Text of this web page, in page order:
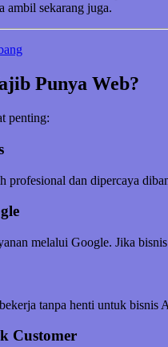
ambil sekarang juga.
Punya Web?
penting:
profesional dan dipercaya
melalui Google. Jika
tanpa henti untuk bisnis
Customer